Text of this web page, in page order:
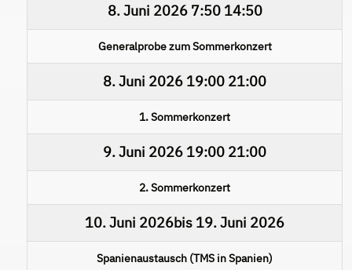
8. Juni 20267:50 14:50
Generalprobe zum Sommerkonzert
8. Juni 2026 19:00 21:00
1. Sommerkonzert
9. Juni 2026 19:00 21:00
2. Sommerkonzert
10. Juni 2026bis 19. Juni 2026
Spanienaustausch (TMS in Spanien)